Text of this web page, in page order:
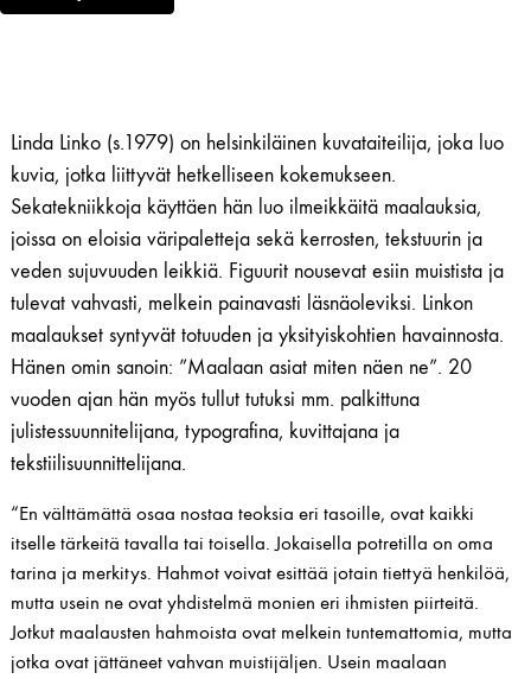
Linda Linko (s.1979) on helsinkiläinen kuvataiteilija, joka luo
kuvia, jotka liittyvät hetkelliseen kokemukseen.
Sekatekniikkoja käyttäen hän luo ilmeikkäitä maalauksia,
joissa on eloisia väripaletteja sekä kerrosten, tekstuurin ja
veden sujuvuuden leikkiä. Figuurit nousevat esiin muistista ja
tulevat vahvasti, melkein painavasti läsnäoleviksi. Linkon
maalaukset syntyvät totuuden ja yksityiskohtien havainnosta.
Hänen omin sanoin: ”Maalaan asiat miten näen ne”. 20
vuoden ajan hän myös tullut tutuksi mm. palkittuna
julistessuunnitelijana, typografina, kuvittajana ja
tekstiilisuunnittelijana.
“En välttämättä osaa nostaa teoksia eri tasoille, ovat kaikki
itselle tärkeitä tavalla tai toisella. Jokaisella potretilla on oma
tarina ja merkitys. Hahmot voivat esittää jotain tiettyä henkilöä,
mutta usein ne ovat yhdistelmä monien eri ihmisten piirteitä.
Jotkut maalausten hahmoista ovat melkein tuntemattomia, mutta
jotka ovat jättäneet vahvan muistijäljen. Usein maalaan